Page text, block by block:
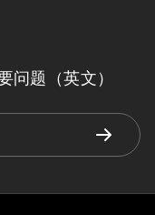
问题（英文）